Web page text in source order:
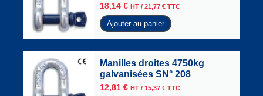
18,14 € HT / 21,77 € TTC
Ajouter au panier
Manilles droites 4750kg
galvanisées SN° 208
12,81 € HT / 15,37 € TTC